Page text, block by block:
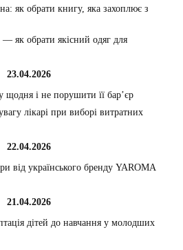
як обрати книгу, яка захоплює з
як обрати якісний одяг для
23.04.2026
і не порушити її бар’єр
лікарі при виборі витратних
22.04.2026
від українського бренду YAROMA
21.04.2026
дітей до навчання у молодших